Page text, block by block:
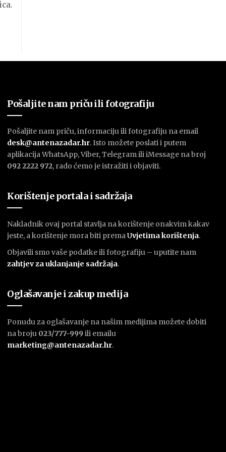
Pošaljite nam priču ili fotografiju
Pošaljite nam priču, informaciju ili fotografiju na email
desk@antenazadar.hr. Isto možete poslati i putem
aplikacija WhatsApp, Viber, Telegram ili iMessage na broj
092 2222 972, rado ćemo je istražiti i objaviti.
Korištenje portala i sadržaja
Nakladnik ovaj portal stavlja na korištenje onakvim kakav
jeste, a korištenje mora biti premaUvjetima korištenja.
Objavili smo vaše podatke ili fotografiju – uputite nam
zahtjev za uklanjanje sadržaja.
Oglašavanje i zakup medija
Ponudu za oglašavanje na našim medijima možete dobiti
na broju 023/777-999 ili emailu
marketing@antenazadar.hr.